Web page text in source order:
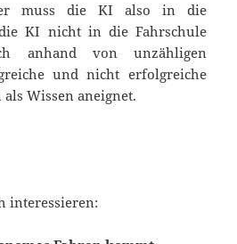
muss die KI also in die
KI nicht in die Fahrschule
anhand von unzähligen
und nicht erfolgreiche
Wissen aneignet.
interessieren: